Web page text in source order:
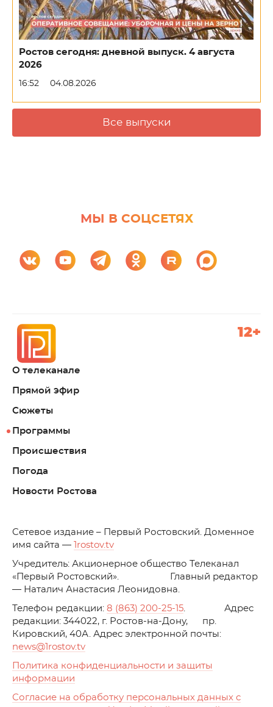
Ростов сегодня: дневной выпуск. 4 августа
2026
16:52 04.08.2026
Все выпуски
МЫ В СОЦСЕТЯХ
О телеканале
Прямой эфир
Сюжеты
Программы
Происшествия
Погода
Новости Ростова
12+
Cетевое издание – Первый Ростовский. Доменное
имя сайта —
1rostov.tv
Учредитель: Акционерное общество Телеканал
«Первый Ростовский». Главный редактор
— Наталич Анастасия Леонидовна.
Телефон редакции: 8 (863) 200-25-15. Адрес
редакции: 344022, г. Ростов-на-Дону, пр.
Кировский, 40А. Адрес электронной почты:
news@1rostov.tv
Политика конфиденциальности и защиты
информации
Согласие на обработку персональных данных с